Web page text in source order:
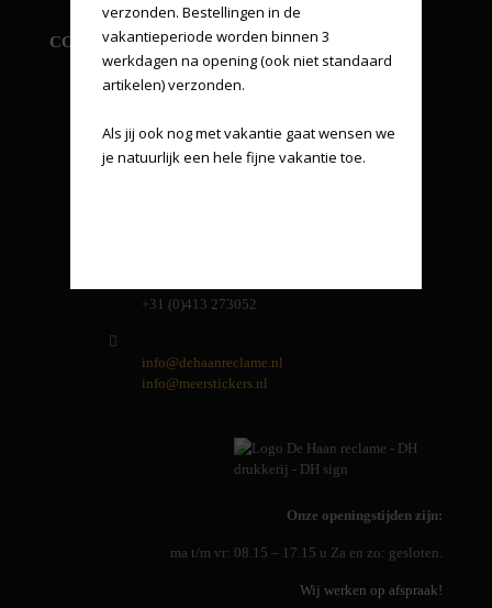
CONTACT INFORMATIE
5405 AD Uden
+31 (0)413 273052
info@dehaanreclame.nl
info@meerstickers.nl
Onze openingstijden zijn:
ma t/m vr: 08.15 – 17.15 u Za en zo: gesloten.
Wij werken op afspraak!
verzonden. Bestellingen in de
vakantieperiode worden binnen 3
werkdagen na opening (ook niet standaard
artikelen) verzonden.
Als jij ook nog met vakantie gaat wensen we
je natuurlijk een hele fijne vakantie toe.